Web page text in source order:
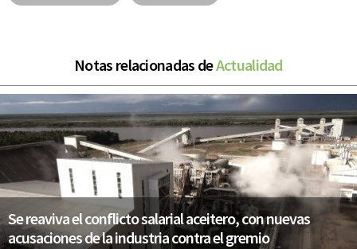
Notas relacionadas deActualidad
Se reaviva el conflicto salarial aceitero, con nuevas
acusaciones de la industria contra el gremio